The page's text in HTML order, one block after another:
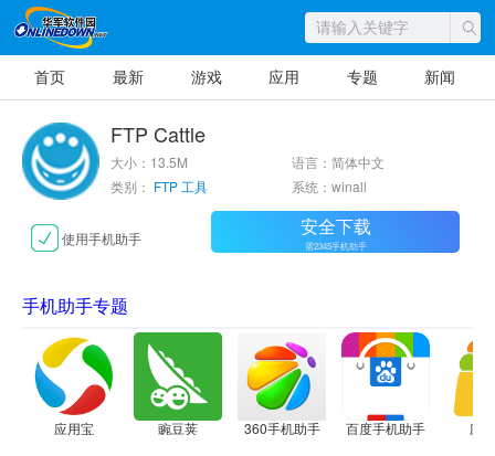
首页 最新 游戏 应用 专题 新闻
FTP Cattle
大小：13.5M
语言：简体中文
类别： FTP 工具 系统：winall
使用手机助手 安全下载
需2345手机助手
手机助手专题
应用宝 豌豆荚 360手机助手 百度手机助手 应